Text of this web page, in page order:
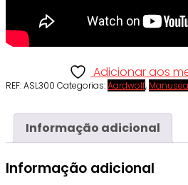
Adicionar aos
REF:ASL300 Categorias:Aardwolf,
Informação adicional
Informação adicional